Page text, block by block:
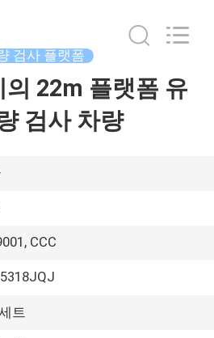
검사 플랫폼
의 22m 플랫폼 유
검사 차량
CCC
트